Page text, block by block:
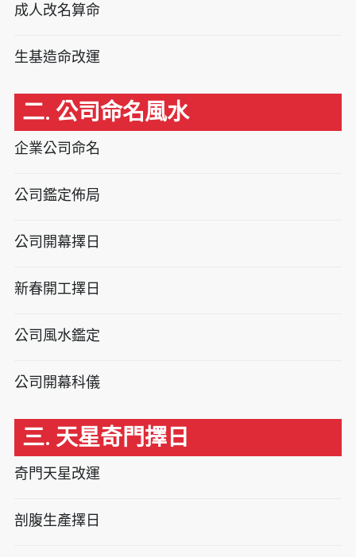
成人改名算命
生基造命改運
二. 公司命名風水
企業公司命名
公司鑑定佈局
公司開幕擇日
新春開工擇日
公司風水鑑定
公司開幕科儀
三. 天星奇門擇日
奇門天星改運
剖腹生產擇日